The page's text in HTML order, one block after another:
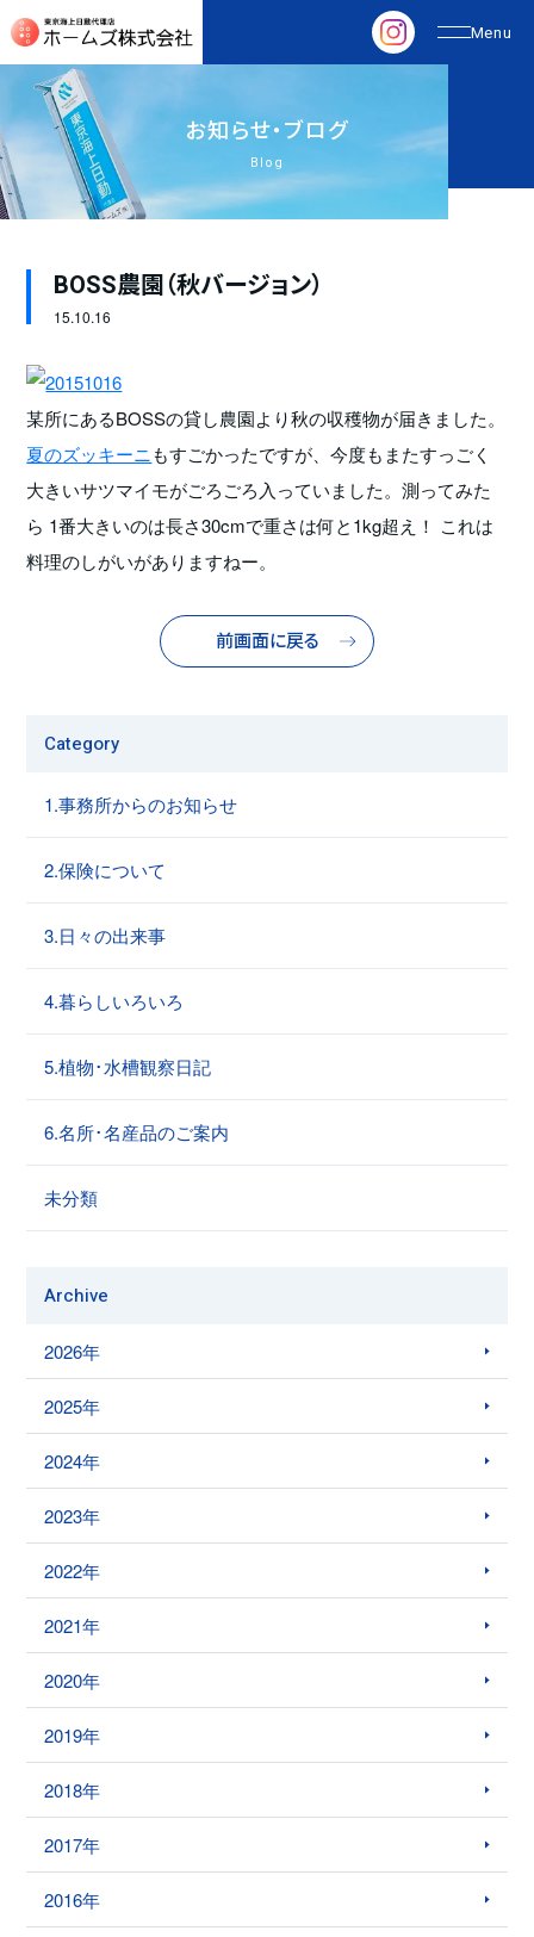
お知らせ・ブログ
Blog
BOSS農園（秋バージョン）
15.10.16
某所にあるBOSSの貸し農園より秋の収穫物が届きました。
夏のズッキーニもすごかったですが、今度もまたすっごく
大きいサツマイモがごろごろ入っていました。測ってみた
ら 1番大きいのは長さ30cmで重さは何と1kg超え！ これは
料理のしがいがありますねー。
前画面に戻る
Category
1.事務所からのお知らせ
2.保険について
3.日々の出来事
4.暮らしいろいろ
5.植物･水槽観察日記
6.名所･名産品のご案内
未分類
Archive
2026年
2025年
2024年
2023年
2022年
2021年
2020年
2019年
2018年
2017年
2016年